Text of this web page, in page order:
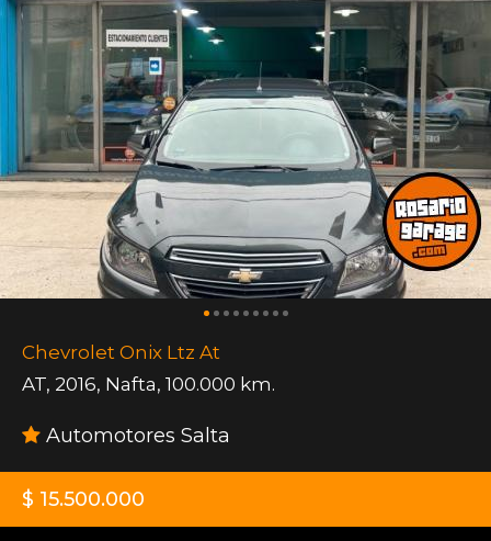
Chevrolet Onix Ltz At
AT, 2016, Nafta, 100.000 km.
Automotores Salta
$ 15.500.000